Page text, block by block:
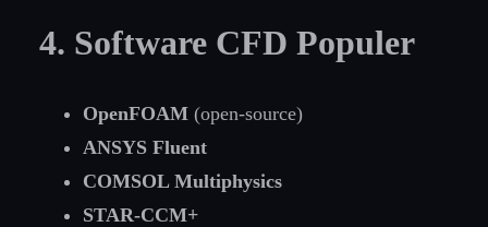
4. Software CFD Populer
OpenFOAM (open-source)
ANSYS Fluent
COMSOL Multiphysics
STAR-CCM+